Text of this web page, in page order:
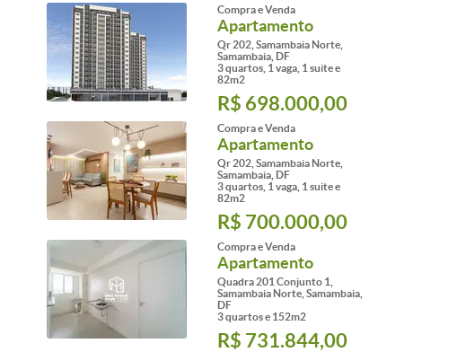
Compra e Venda
Apartamento
Qr 202, Samambaia Norte,
Samambaia, DF
3 quartos, 1 vaga, 1 suite e
82m2
R$ 698.000,00
Compra e Venda
Apartamento
Qr 202, Samambaia Norte,
Samambaia, DF
3 quartos, 1 vaga, 1 suite e
82m2
R$ 700.000,00
Compra e Venda
Apartamento
Quadra 201 Conjunto 1,
Samambaia Norte, Samambaia,
DF
3 quartos e 152m2
R$ 731.844,00